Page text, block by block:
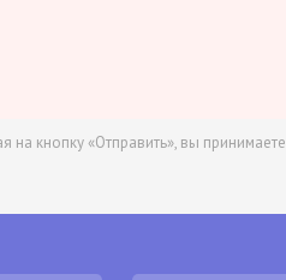
на кнопку «Отправить», вы принимаете